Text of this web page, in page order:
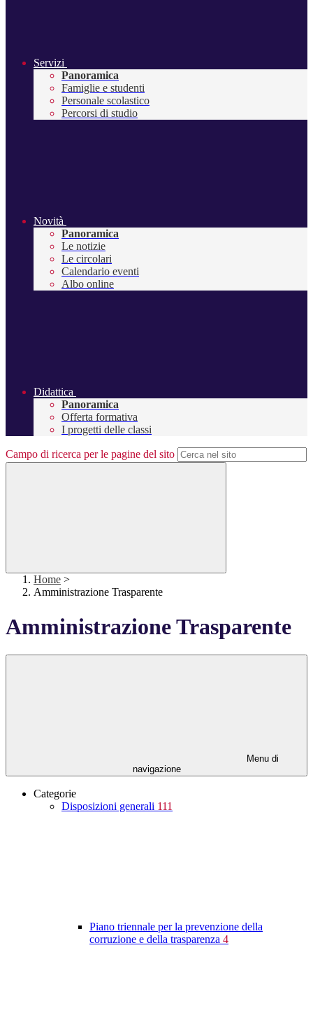
Servizi
Panoramica
Famiglie e studenti
Personale scolastico
Percorsi di studio
Novità
Panoramica
Le notizie
Le circolari
Calendario eventi
Albo online
Didattica
Panoramica
Offerta formativa
I progetti delle classi
Campo di ricerca per le pagine del sito
Home >
Amministrazione Trasparente
Amministrazione Trasparente
Menu di
navigazione
Categorie
Disposizioni generali 111
Piano triennale per la prevenzione della
corruzione e della trasparenza 4